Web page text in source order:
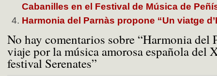
Cabanilles en el Festival de Música de
Harmonia del Parnàs propone “Un viatge
No hay comentarios sobre “Harmonia del
viaje por la música amorosa española
festival Serenates”